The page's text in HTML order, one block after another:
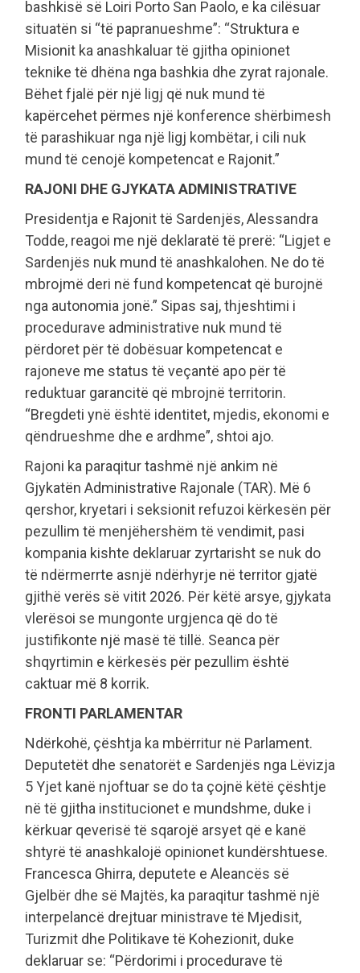
bashkisë së Loiri Porto San Paolo, e ka cilësuar
situatën si “të papranueshme”: “Struktura e
Misionit ka anashkaluar të gjitha opinionet
teknike të dhëna nga bashkia dhe zyrat rajonale.
Bëhet fjalë për një ligj që nuk mund të
kapërcehet përmes një konference shërbimesh
të parashikuar nga një ligj kombëtar, i cili nuk
mund të cenojë kompetencat e Rajonit.”
RAJONI DHE GJYKATA ADMINISTRATIVE
Presidentja e Rajonit të Sardenjës, Alessandra
Todde, reagoi me një deklaratë të prerë: “Ligjet e
Sardenjës nuk mund të anashkalohen. Ne do të
mbrojmë deri në fund kompetencat që burojnë
nga autonomia jonë.” Sipas saj, thjeshtimi i
procedurave administrative nuk mund të
përdoret për të dobësuar kompetencat e
rajoneve me status të veçantë apo për të
reduktuar garancitë që mbrojnë territorin.
“Bregdeti ynë është identitet, mjedis, ekonomi e
qëndrueshme dhe e ardhme”, shtoi ajo.
Rajoni ka paraqitur tashmë një ankim në
Gjykatën Administrative Rajonale (TAR). Më 6
qershor, kryetari i seksionit refuzoi kërkesën për
pezullim të menjëhershëm të vendimit, pasi
kompania kishte deklaruar zyrtarisht se nuk do
të ndërmerrte asnjë ndërhyrje në territor gjatë
gjithë verës së vitit 2026. Për këtë arsye, gjykata
vlerësoi se mungonte urgjenca që do të
justifikonte një masë të tillë. Seanca për
shqyrtimin e kërkesës për pezullim është
caktuar më 8 korrik.
FRONTI PARLAMENTAR
Ndërkohë, çështja ka mbërritur në Parlament.
Deputetët dhe senatorët e Sardenjës nga Lëvizja
5 Yjet kanë njoftuar se do ta çojnë këtë çështje
në të gjitha institucionet e mundshme, duke i
kërkuar qeverisë të sqarojë arsyet që e kanë
shtyrë të anashkalojë opinionet kundërshtuese.
Francesca Ghirra, deputete e Aleancës së
Gjelbër dhe së Majtës, ka paraqitur tashmë një
interpelancë drejtuar ministrave të Mjedisit,
Turizmit dhe Politikave të Kohezionit, duke
deklaruar se: “Përdorimi i procedurave të